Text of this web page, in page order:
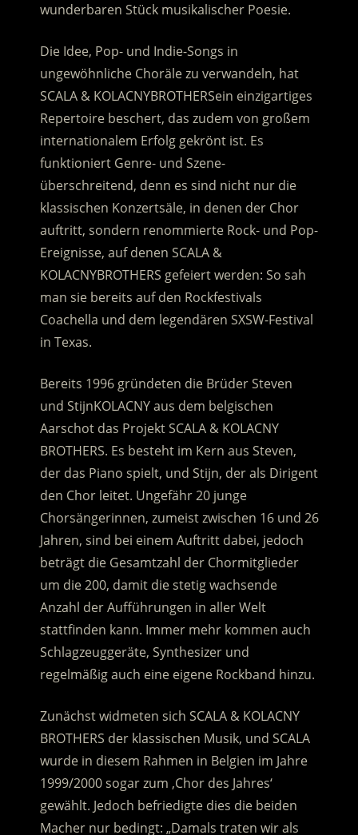
wunderbaren Stück musikalischer Poesie.
Die Idee, Pop- und Indie-Songs in
ungewöhnliche Choräle zu verwandeln, hat
SCALA & KOLACNYBROTHERSein einzigartiges
Repertoire beschert, das zudem von großem
internationalem Erfolg gekrönt ist. Es
funktioniert Genre- und Szene-
überschreitend, denn es sind nicht nur die
klassischen Konzertsäle, in denen der Chor
auftritt, sondern renommierte Rock- und Pop-
Ereignisse, auf denen SCALA &
KOLACNYBROTHERS gefeiert werden: So sah
man sie bereits auf den Rockfestivals
Coachella und dem legendären SXSW-Festival
in Texas.
Bereits 1996 gründeten die Brüder Steven
und StijnKOLACNY aus dem belgischen
Aarschot das Projekt SCALA & KOLACNY
BROTHERS. Es besteht im Kern aus Steven,
der das Piano spielt, und Stijn, der als Dirigent
den Chor leitet. Ungefähr 20 junge
Chorsängerinnen, zumeist zwischen 16 und 26
Jahren, sind bei einem Auftritt dabei, jedoch
beträgt die Gesamtzahl der Chormitglieder
um die 200, damit die stetig wachsende
Anzahl der Aufführungen in aller Welt
stattfinden kann. Immer mehr kommen auch
Schlagzeuggeräte, Synthesizer und
regelmäßig auch eine eigene Rockband hinzu.
Zunächst widmeten sich SCALA & KOLACNY
BROTHERS der klassischen Musik, und SCALA
wurde in diesem Rahmen in Belgien im Jahre
1999/2000 sogar zum ‚Chor des Jahres‘
gewählt. Jedoch befriedigte dies die beiden
Macher nur bedingt: „Damals traten wir als